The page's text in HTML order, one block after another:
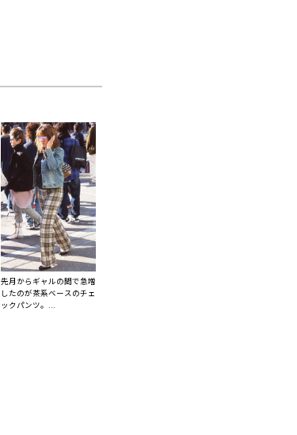
先月からギャルの間で急増
したのが茶系ベースのチェ
ックパンツ。...